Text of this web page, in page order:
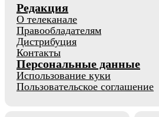
Редакция
О телеканале
Правообладателям
Дистрибуция
Контакты
Персональные данные
Использование куки
Пользовательское соглашение